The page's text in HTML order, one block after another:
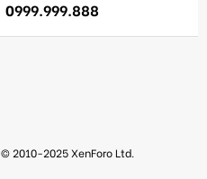
0999.999.888
© 2010-2025 XenForo Ltd.